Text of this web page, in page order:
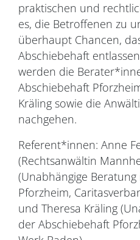
praktischen und
es, die Betroffenen zu
überhaupt Chancen,
Abschiebehaft
werden die
Abschiebehaft
Kräling sowie die
nachgehen.
Referent*innen: Anne
(Rechtsanwältin
(Unabhängige
Pforzheim,
und Theresa Kräling
der Abschiebehaft